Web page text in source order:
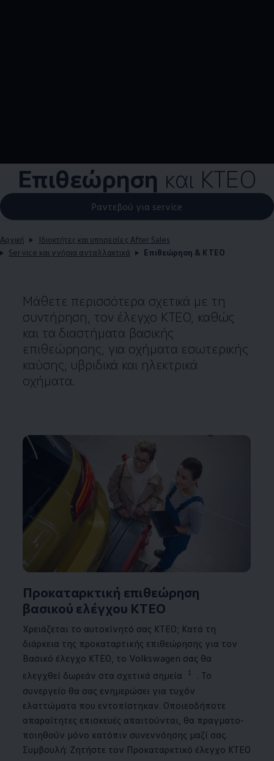
Επιθεώρηση και ΚΤΕΟ
Ραντεβού για service
Αρχική
Ιδιοκτήτες και υπηρεσίες After Sales
Service και γνήσια ανταλλακτικά
Επιθεώρηση & ΚΤΕΟ
Μάθετε περισσότερα σχετικά με τη
συντήρηση, τον έλεγχο ΚΤΕΟ, καθώς
και τα διαστήματα βασικής
επιθεώρησης, για οχήματα εσωτερικής
καύσης, υβριδικά και ηλεκτρικά
οχήματα.
Προκαταρκτική επιθεώρηση
βασικού ελέγχου ΚΤΕΟ
Χρειάζεται το αυτοκίνητό σας ΚΤΕΟ; Κατά τη
διάρκεια της προκαταρτικής επιθεώρησης για τον
Βασικό έλεγχο ΚΤΕΟ, το Volkswagen σας θα
ελεγχθεί δωρεάν στα σχετικά σημεία
1
. Το
συνεργείο θα σας ενημερώσει για τυχόν
ελαττώματα που εντοπίστηκαν. Οποιεσδήποτε
απαραίτητες επισκευές απαιτούνται, θα πραγματο­
ποιηθούν μόνο κατόπιν συνεννόησης μαζί σας.
Συμβουλή: Ζητήστε τον Προκαταρκτικό έλεγχο ΚΤΕΟ